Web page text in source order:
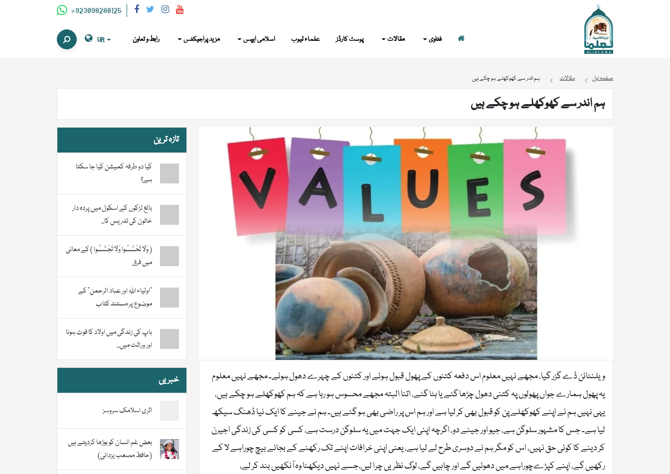
+923098280125
فتاوی مقالات پوسٹ کارڈز علماء ٹیوب اسلامی ایپس مزید پراجیکٹس رابط و تعاون UR
صفحہ اول مقالات ہم اندر سے کھوکھلے ہو چکے ہیں
ہم اندر سے کھوکھلے ہو چکے ہیں
ویلنٹائن ڈے گزر گیا، مجھے نہیں معلوم اس دفعہ کتنوں کے پھول قبول ہوئے اور کتنوں کے چہرے دھول ہوئے۔ مجھے نہیں معلوم
یہ پھول ہمارے جواں پھولوں پہ کتنی دھول چڑھا گئے یا ہٹا گئے، اتنا البتہ مجھے محسوس ہو رہا ہے کہ ہم کھوکھلے ہو چکے ہیں،
یہی نہیں ہم نے اپنے کھوکھلے پن کو قبول بھی کر لیا ہے اور ہم اس پر راضی بھی ہو گئے ہیں۔ ہم نے جینے کا ایک نیا ڈھنگ سیکھ
لیا ہے۔ جس کا مشہور سلوگن ہے، جیو اور جینے دو، اگرچہ اپنی ایک جہت میں یہ سلوگن درست ہے، کسی کو کسی کی زندگی اجیرن
کر دینے کا کوئی حق نہیں، اس کو مگر ہم نے دوسری طرح لے لیا ہے، یعنی اپنی خرافات اپنے تک رکھنے کے بجائے بیچ چوراہے لا کے
رکھیں گے، اپنے کپڑےچوراہے میں دھوئیں گے اور چاہیں گے، لوگ نظریں چرا لیں،جسے نہیں دیکھنا وہ آنکھیں بند کر لے،
تازہ ترین
کیا دو طرفہ کمیشن کیا جا سکتا
ہے؟
بالغ لڑکوں کے اسکول میں پردہ دار
خاتون کی تدریس کا...
( وَلَا تَحَسَّسُوا وَلَا تَجَسَّسُوا ) کے معانی
میں فرق
“اولیاء اللہ اور عباد الرحمن” کے
موضوع پر مستند کتاب
باپ کی زندگی میں اولاد کا فوت ہونا
اور وراثت میں...
خبریں
اثری اسلامک سروسز
بعض غم انسان کو بوڑھا کردیتے ہیں
(حافظ مصعب یزدانی)